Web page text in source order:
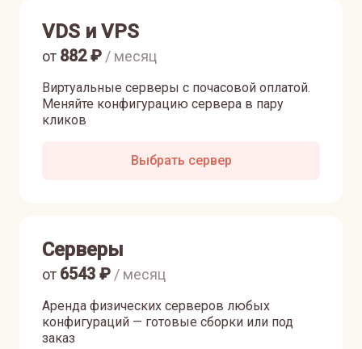
VDS и VPS
Виртуальные серверы с почасовой оплатой.
Меняйте конфигурацию сервера в пару
кликов
от 882₽ / месяц
Выбрать сервер
Серверы
Аренда физических серверов любых
конфигураций — готовые сборки или под
заказ
от 6543 ₽ / месяц